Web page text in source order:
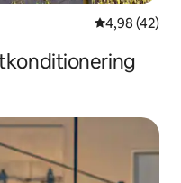
4,98 av 5 i
4,98 (42)